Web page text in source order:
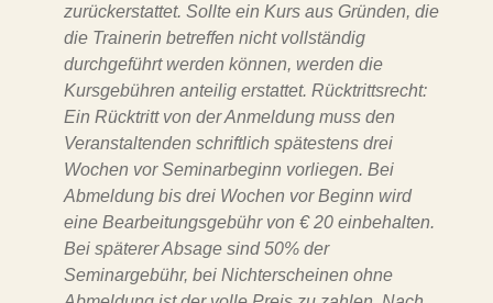
zurückerstattet. Sollte ein Kurs aus Gründen, die
die Trainerin betreffen nicht vollständig
durchgeführt werden können, werden die
Kursgebühren anteilig erstattet. Rücktrittsrecht:
Ein Rücktritt von der Anmeldung muss den
Veranstaltenden schriftlich spätestens drei
Wochen vor Seminarbeginn vorliegen. Bei
Abmeldung bis drei Wochen vor Beginn wird
eine Bearbeitungsgebühr von € 20 einbehalten.
Bei späterer Absage sind 50% der
Seminargebühr, bei Nichterscheinen ohne